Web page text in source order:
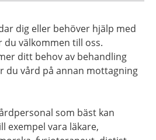
dig eller behöver hjälp med
du välkommen till oss.
ditt behov av behandling
du vård på annan mottagning
som bäst kan
exempel vara läkare,